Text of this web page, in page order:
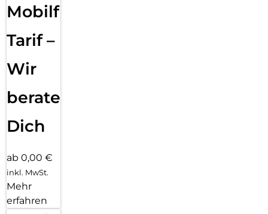
Mobilfunk
Tarif –
Wir
beraten
Dich
ab 0,00 €
inkl. MwSt.
Mehr
erfahren